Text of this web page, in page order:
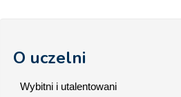
O uczelni
Wybitni i utalentowani